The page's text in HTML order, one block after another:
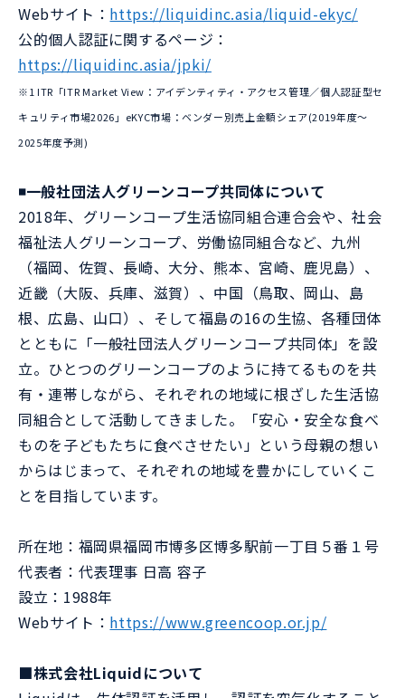
Webサイト： https://liquidinc.asia/liquid-ekyc/
公的個人認証に関するページ：
https://liquidinc.asia/jpki/
※1 ITR「ITR Market View：アイデンティティ・アクセス管理／個人認証型セ
キュリティ市場2026」eKYC市場：ベンダー別売上金額シェア(2019年度～
2025年度予測)
◾️一般社団法人グリーンコープ共同体について
2018年、グリーンコープ生活協同組合連合会や、社会
福祉法人グリーンコープ、労働協同組合など、九州
（福岡、佐賀、長崎、大分、熊本、宮崎、鹿児島）、
近畿（大阪、兵庫、滋賀）、中国（鳥取、岡山、島
根、広島、山口）、そして福島の16の生協、各種団体
とともに「一般社団法人グリーンコープ共同体」を設
立。ひとつのグリーンコープのように持てるものを共
有・連帯しながら、それぞれの地域に根ざした生活協
同組合として活動してきました。「安心・安全な食べ
ものを子どもたちに食べさせたい」という母親の想い
からはじまって、それぞれの地域を豊かにしていくこ
とを目指しています。
所在地：福岡県福岡市博多区博多駅前一丁目５番１号
代表者：代表理事 日高 容子
設立：1988年
Webサイト： https://www.greencoop.or.jp/
■株式会社Liquidについて